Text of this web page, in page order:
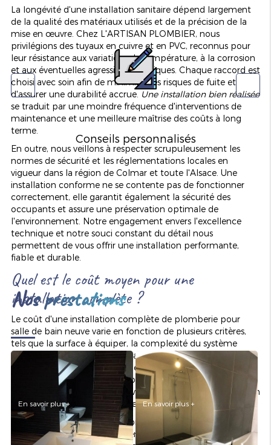
La longévité d'une installation sanitaire dépend largement
de la qualité des matériaux utilisés et de la précision de la
mise en œuvre. Chez L'ARTISAN PLOMBIER, nous
privilégions des tuyaux en cuivre et en PVC, reconnus pour
leur résistance aux variations de température, à la corrosion
et aux éventuelles agressions chimiques. Chaque raccord est
choisi avec soin afin de minimiser les risques de fuite et
d'assurer une durabilité accrue. Une installation bien réalisée
se traduit par une moindre fréquence d'interventions de
maintenance et une meilleure maîtrise des coûts à long
terme.
En outre, nous veillons à respecter scrupuleusement les
normes de sécurité et les réglementations locales en
vigueur dans la région de Colmar et toute l'Alsace. Une
installation conforme ne se contente pas de fonctionner
correctement, elle garantit également la sécurité des
occupants et assure une préservation optimale de
l'environnement. Notre engagement envers l'excellence
technique et notre souci constant du détail nous
permettent de vous offrir une installation performante,
fiable et durable.
Quel est le coût moyen pour une
installation complète ?
Le coût d'une installation complète de plomberie pour
salle de bain neuve varie en fonction de plusieurs critères,
tels que la surface à équiper, la complexité du système
hydraulique et le choix des matériaux. Une estimation
préalable réalisée par nos experts permet de chiffrer
précisément l'ensemble des prestations. Nous nous
efforçons de proposer des devis
transparents et détaillés
, afin
que chaque poste de dépense soit clairement identifié.
Lors de l'évaluation de votre projet, nous prenons en
considération plusieurs éléments essentiels : les dimensions
Conseils personnalisés
Nos prestations
AMÉNAGEMENT DE SALLE
DE BAINS
En savoir plus +
RÉNOVATION DE SALLE DE
En savoir plus +
POSE D'ÉLÉMENTS
SANITAIRES
POSE DE CARRELAGE